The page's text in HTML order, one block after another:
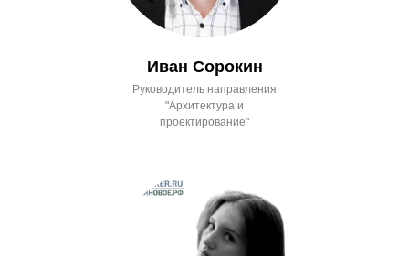
Иван Сорокин
Руководитель направления
"Архитектура и
проектирование"